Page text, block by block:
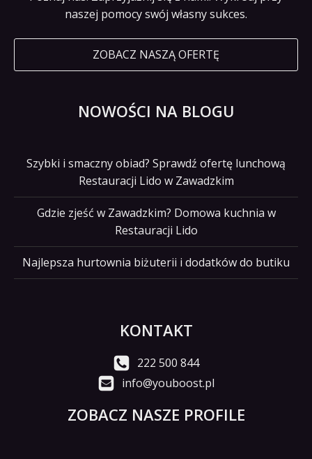
naszej pomocy swój własny sukces.
ZOBACZ NASZĄ OFERTĘ
NOWOŚCI NA BLOGU
Szybki i smaczny obiad? Sprawdź ofertę lunchową
Restauracji Lido w Zawadzkim
Gdzie zjeść w Zawadzkim? Domowa kuchnia w
Restauracji Lido
Najlepsza hurtownia biżuterii i dodatków do butiku
KONTAKT
222 500 844
info@youboost.pl
ZOBACZ NASZE PROFILE